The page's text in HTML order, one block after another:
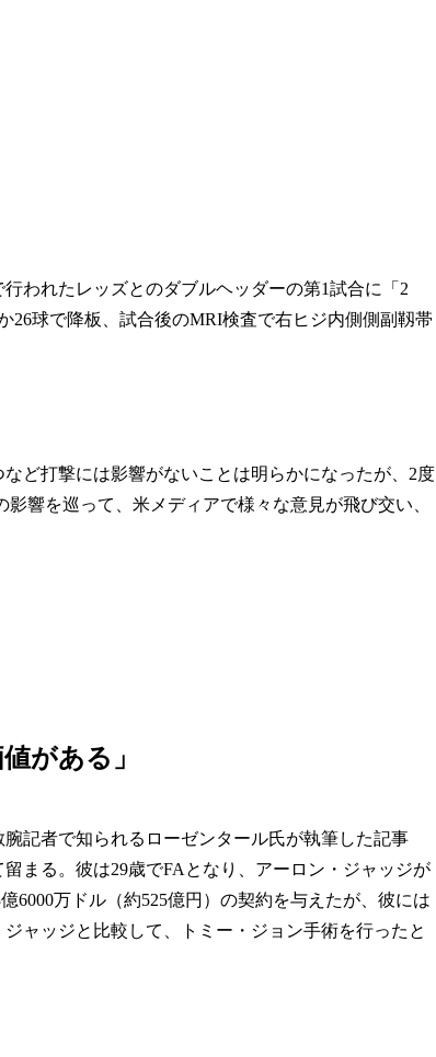
われたレッズとのダブルヘッダーの第1試合に「2
26球で降板、試合後のMRI検査で右ヒジ内側側副靱帯
ど打撃には影響がないことは明らかになったが、2度
響を巡って、米メディアで様々な意見が飛び交い、
がある」
記者で知られるローゼンタール氏が執筆した記事
まる。彼は29歳でFAとなり、アーロン・ジャッジが
6000万ドル（約525億円）の契約を与えたが、彼には
ャッジと比較して、トミー・ジョン手術を行ったと